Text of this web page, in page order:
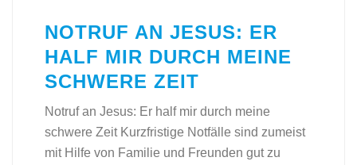
NOTRUF AN JESUS: ER
HALF MIR DURCH MEINE
SCHWERE ZEIT
Notruf an Jesus: Er half mir durch meine
schwere Zeit Kurzfristige Notfälle sind zumeist
mit Hilfe von Familie und Freunden gut zu